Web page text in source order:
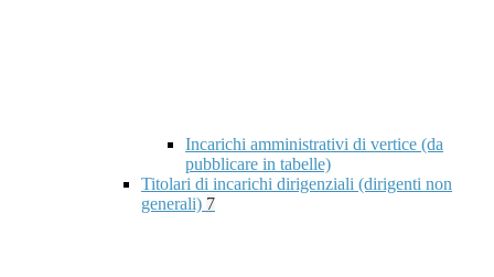
Incarichi amministrativi di vertice (da
pubblicare in tabelle)
Titolari di incarichi dirigenziali (dirigenti non
generali) 7